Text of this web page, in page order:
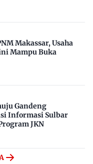
Makassar, Usaha
Mampu Buka
Gandeng
Informasi Sulbar
JKN